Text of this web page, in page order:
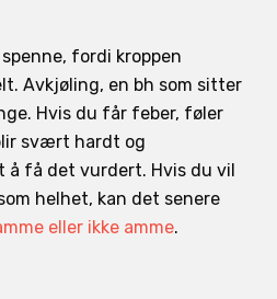
fordi kroppen
Avkjøling, en bh som sitter
Hvis du får feber, føler
svært hardt og
få det vurdert. Hvis du vil
helhet, kan det senere
eller ikke amme.